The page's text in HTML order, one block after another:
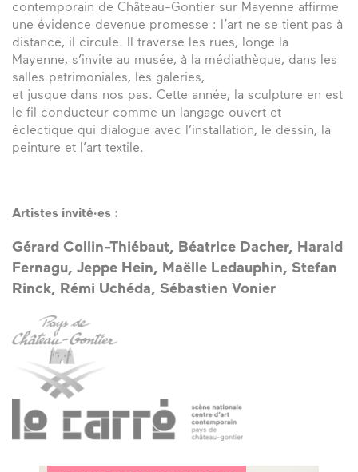
contemporain de Château-Gontier sur Mayenne affirme
une évidence devenue promesse : l’art ne se tient pas à
distance, il circule. Il traverse les rues, longe la
Mayenne, s’invite au musée, à la médiathèque, dans les
salles patrimoniales, les galeries,
et jusque dans nos pas. Cette année, la sculpture en est
le fil conducteur comme un langage ouvert et
éclectique qui dialogue avec l’installation, le dessin, la
peinture et l’art textile.
Artistes invité·es :
Gérard Collin-Thiébaut, Béatrice Dacher, Harald
Fernagu, Jeppe Hein, Maëlle Ledauphin, Stefan
Rinck, Rémi Uchéda, Sébastien Vonier